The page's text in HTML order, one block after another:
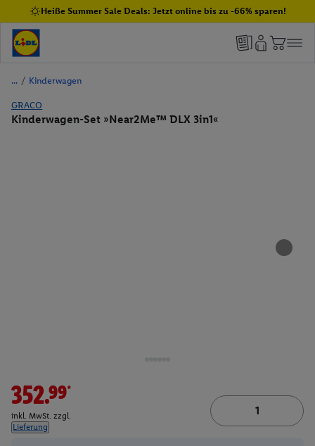
Heiße Summer Sale Deals: Jetzt online bis zu -66% sparen!
/ Kinderwagen
GRACO
Kinderwagen-Set »Near2Me™ DLX 3in1«
352.99*
inkl. MwSt. zzgl.
Lieferung